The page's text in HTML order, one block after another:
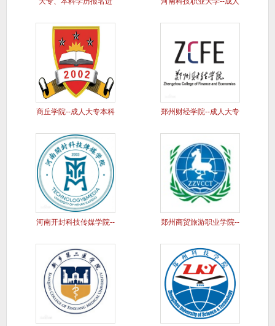
商丘学院--成人大专本科 郑州财经学院--成人大专
河南开封科技传媒学院-- 郑州商贸旅游职业学院--